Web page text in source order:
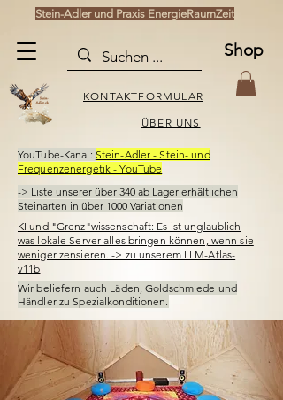
KONTAKTFORMULAR
ÜBER UNS
Shop
Stein-Adler und Praxis EnergieRaumZeit
-> Liste unserer über 340 ab Lager erhältlichen
Steinarten in über 1000 Variationen
Wir beliefern auch Läden,Goldschmiede und
Händler zu Spezialkonditionen.
YouTube-Kanal: Stein-Adler - Stein- und
Frequenzenergetik - YouTube
KI und "Grenz"wissenschaft: Es ist unglaublich
was lokale Server alles bringen können, wenn sie
weniger zensieren. -> zu unserem LLM-Atlas-
v11b